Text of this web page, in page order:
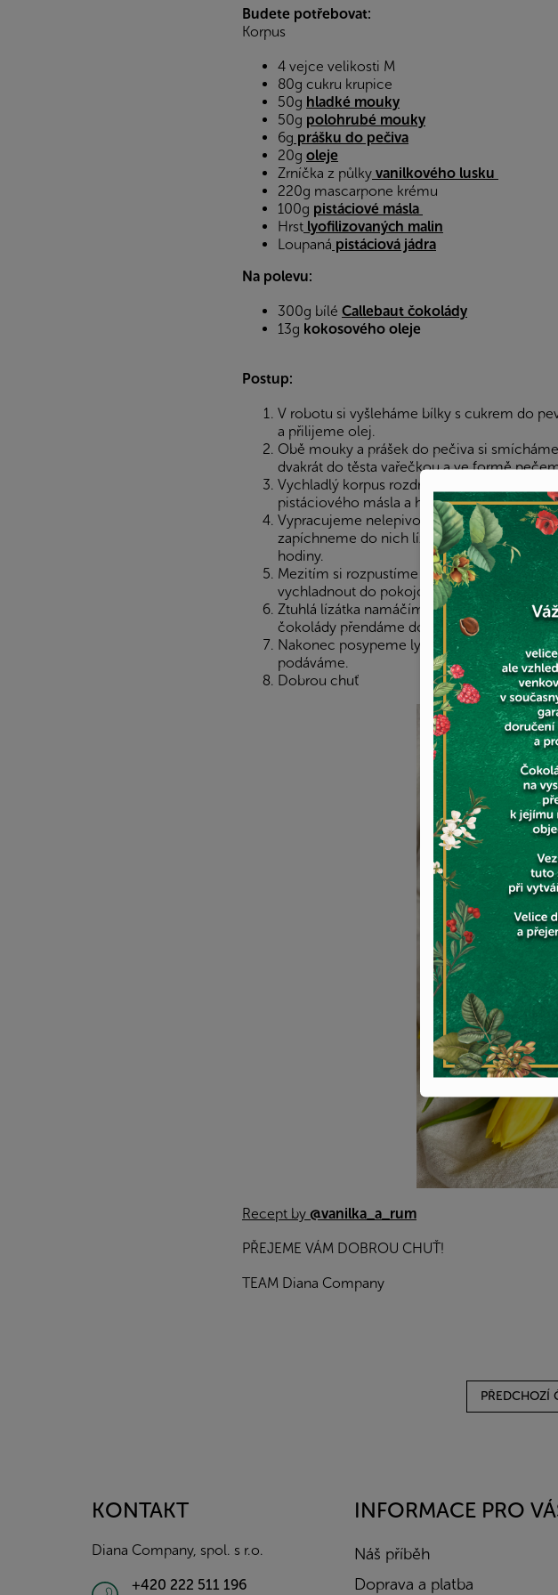
Budete potřebovat:
Korpus
4 vejce velikosti M
80g cukru krupice
50g hladké mouky
50g polohrubé mouky
6g prášku do pečiva
20g oleje
Zrníčka z půlky vanilkového lusku
220g mascarpone krému
100g pistáciové másla
Hrst lyofilizovaných malin
Loupaná pistáciová jádra
Na polevu:
300g bílé Callebaut čokolády
13g kokosového oleje
Postup:
V robotu si vyšleháme bílky s cukrem do
a přilijeme olej.
Obě mouky a prášek do pečiva si
dvakrát do těsta vařečkou a ve formě
Vychladlý korpus rozdrobíme pomocí
pistáciového másla a hrst lyo malin.
Vypracujeme nelepivou pevnou hmotu, ze
zapíchneme do nich lízátkové tyčky,
hodiny.
Mezitím si rozpustíme 300g bílé Callebaut
vychladnout do pokojové teploty.
Ztuhlá lízátka namáčíme do čokolády,
čokolády přendáme do zdobícího sáčku a
Nakonec posypeme lyo malinami a
podáváme.
Dobrou chuť
Recept by @vanilka_a_rum
PŘEJEME VÁM DOBROU CHUŤ!
TEAM Diana Company
PŘEDCHOZÍ
KONTAKT
Diana Company, spol. s r.o.
+420 222 511 196
INFORMACE PRO
Náš příběh
Doprava a platba